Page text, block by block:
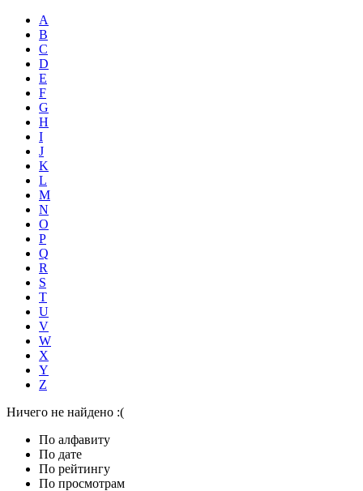
A
B
C
D
E
F
G
H
I
J
K
L
M
N
O
P
Q
R
S
T
U
V
W
X
Y
Z
Ничего не найдено :(
По алфавиту
По дате
По рейтингу
По просмотрам